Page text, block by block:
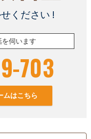
ください !
伺います
703
ムはこちら